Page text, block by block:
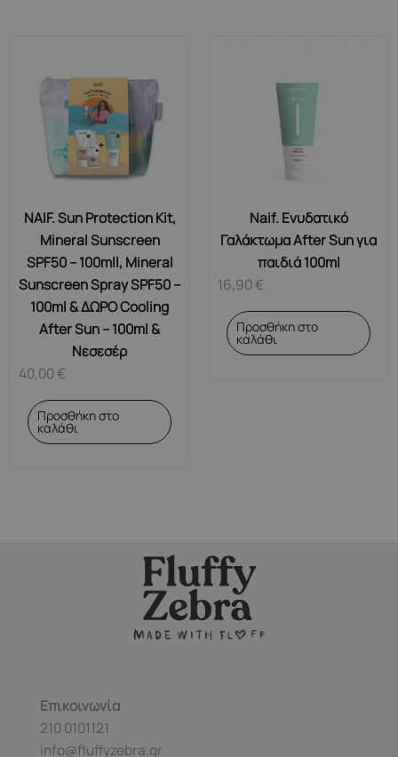
NAIF. Sun Protection Kit,
Mineral Sunscreen
SPF50 – 100mll, Mineral
Sunscreen Spray SPF50 –
100ml & ΔΩΡΟ Cooling
After Sun – 100ml &
Νεσεσέρ
40,00€
Προσθήκη στο
καλάθι
Naif. Ενυδατικό
Γαλάκτωμα After Sun για
παιδιά 100ml
16,90€
Προσθήκη στο
καλάθι
Επικοινωνία
210 0101121
info@fluffyzebra.gr